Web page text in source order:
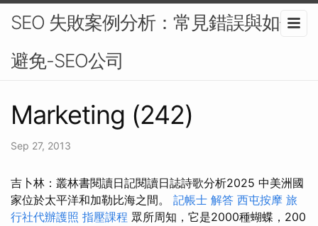
SEO 失敗案例分析：常見錯誤與如何
避免-SEO公司
Marketing (242)
Sep 27, 2013
吉卜林：叢林書閱讀日記閱讀日誌詩歌分析2025 中美洲國
家位於太平洋和加勒比海之間。 記帳士 解答 西屯按摩 旅
行社代辦護照 指壓課程 眾所周知，它是2000種蝴蝶，200